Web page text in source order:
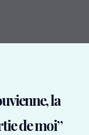
la
de moi”